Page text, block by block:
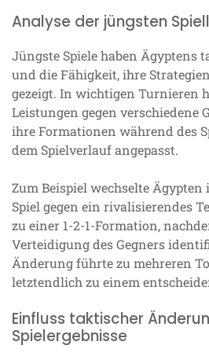
Analyse der jüngsten
Jüngste Spiele haben Ägyptens
und die Fähigkeit, ihre
gezeigt. In wichtigen Turnieren
Leistungen gegen verschiedene
ihre Formationen während des
dem Spielverlauf angepasst.
Zum Beispiel wechselte
Spiel gegen ein rivalisierendes
zu einer 1-2-1-Formation,
Verteidigung des Gegners
Änderung führte zu mehreren
letztendlich zu einem
Einfluss taktischer
Spielergebnisse